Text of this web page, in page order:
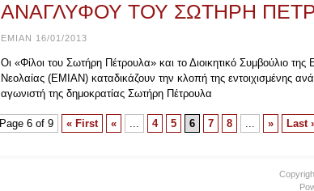
ΑΝΑΓΛΥΦΟΥ ΤΟΥ ΣΩΤΗΡΗ
EMIAN 16/01/2013
Οι «Φίλοι του Σωτήρη Πέτρουλα» και το Διοικητικό Συμβούλιο της
Νεολαίας (ΕΜΙΑΝ) καταδικάζουν την κλοπή της εντοιχισμένης
αγωνιστή της δημοκρατίας Σωτήρη Πέτρουλα
Page 6 of 9 « First « ... 4 5 6 7 8 ... » Last